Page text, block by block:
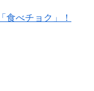
食べチョク」！